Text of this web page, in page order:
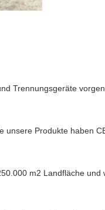
Trennungsgeräte
Produkte haben
m2 Landfläche